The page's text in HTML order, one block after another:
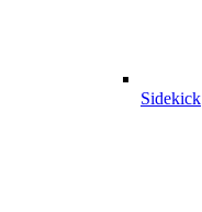
Sidekick